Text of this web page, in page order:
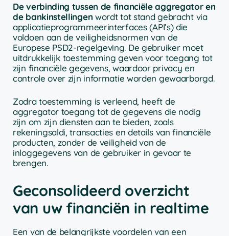
De verbinding tussen de financiële aggregator en
de bankinstellingen wordt tot stand gebracht via
applicatieprogrammeerinterfaces (API’s) die
voldoen aan de veiligheidsnormen van de
Europese PSD2-regelgeving. De gebruiker moet
uitdrukkelijk toestemming geven voor toegang tot
zijn financiële gegevens, waardoor privacy en
controle over zijn informatie worden gewaarborgd.
Zodra toestemming is verleend, heeft de
aggregator toegang tot de gegevens die nodig
zijn om zijn diensten aan te bieden, zoals
rekeningsaldi, transacties en details van financiële
producten, zonder de veiligheid van de
inloggegevens van de gebruiker in gevaar te
brengen.
Geconsolideerd overzicht
van uw financiën in realtime
Een van de belangrijkste voordelen van een